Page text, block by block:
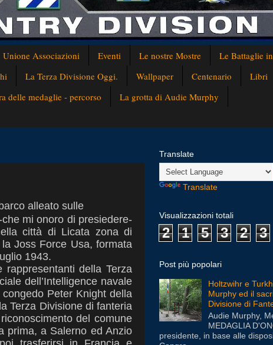
Unione Associazioni Eventi Le nostre Mostre Le Battaglie
La Terza Divisione Oggi. Wallpaper Centenario Libri
delle medaglie - percorso
La grotta di Audie Murphy
alleato sulle
mi onoro di presiedere-
città di Licata zona di
la Joss Force Usa, formata
1943.
rappresentantidella Terza
dell’Intelligence navale
congedo Peter Knight della
Terza Divisione di fanteria
delcomune
prima, a Salerno ed Anzio
Translate
Translate
Visualizzazioni totali
2 1 5 3 2 3
Post più popolari
Holtzwihr e
Murphy ed il
Divisione di
Audie Murphy,
MEDAGLIA
presidente, in base alle